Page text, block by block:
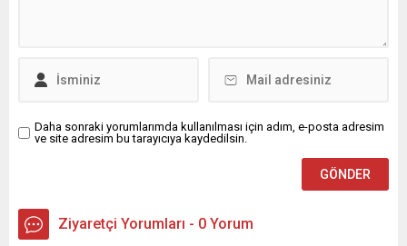
Daha sonraki yorumlarımda kullanılması için adım, e-posta adresim
ve site adresim bu tarayıcıya kaydedilsin.
Ziyaretçi Yorumları - 0 Yorum